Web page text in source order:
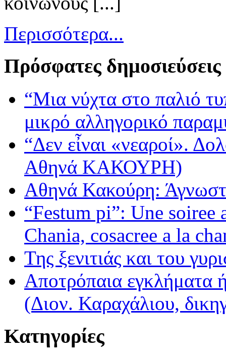
Περισσότερα...
Πρόσφατες δημοσιεύσεις
“Μια νύχτα στο παλιό
μικρό αλληγορικό
“Δεν εἶναι «νεαροί».
Αθηνά ΚΑΚΟΥΡΗ)
Αθηνά Κακούρη:
“Festum pi”: Une soiree
Chania, cosacree a la
Της ξενιτιάς και του
Αποτρόπαια εγκλήματα
(Διον. Καραχάλιου,
Κατηγορίες